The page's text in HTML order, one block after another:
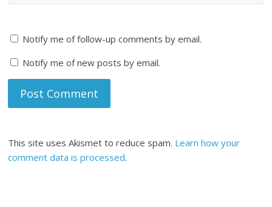
Notify me of follow-up comments by email.
Notify me of new posts by email.
This site uses Akismet to reduce spam. Learn how your
comment data is processed.